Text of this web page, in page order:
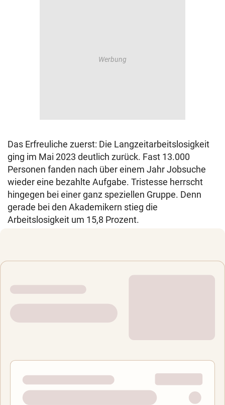
Das Erfreuliche zuerst: Die Langzeitarbeitslosigkeit
ging im Mai 2023 deutlich zurück. Fast 13.000
Personen fanden nach über einem Jahr Jobsuche
wieder eine bezahlte Aufgabe. Tristesse herrscht
hingegen bei einer ganz speziellen Gruppe. Denn
gerade bei den Akademikern stieg die
Arbeitslosigkeit um 15,8 Prozent.